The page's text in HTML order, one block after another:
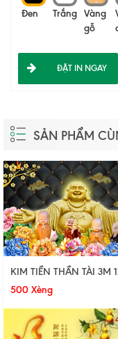
Đen Trắng Vàng
gỗ
ĐẶT IN NGAY
SẢN PHẨM
KIM TIỀN THẦN TÀI 3M
500 Xèng